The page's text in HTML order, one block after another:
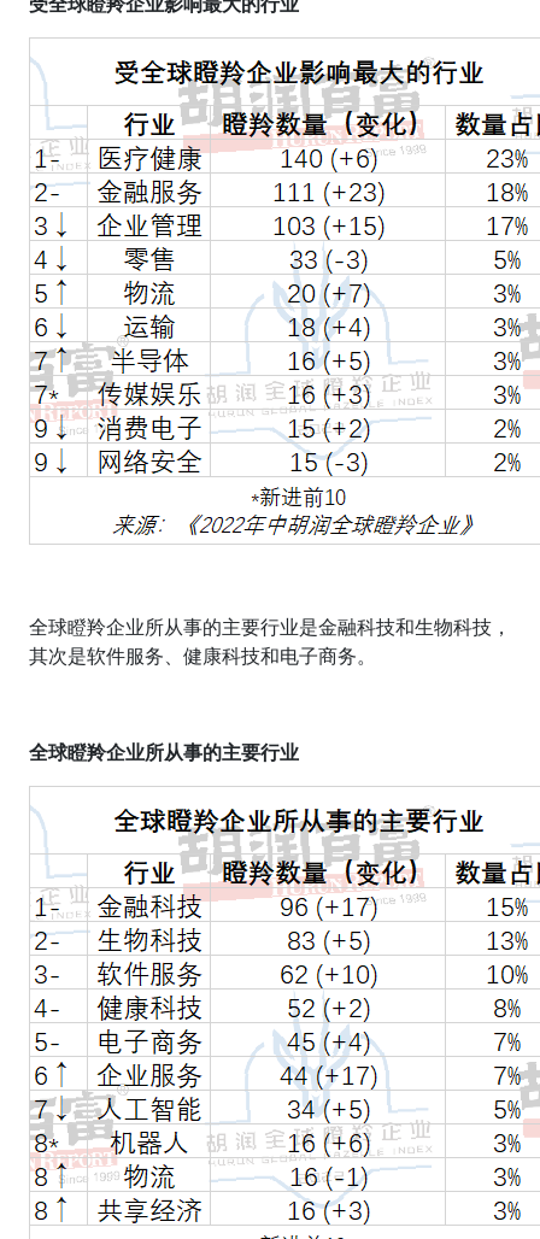
全球瞪羚企业所从事的主要行业是金融科技和生物科技，
其次是软件服务、健康科技和电子商务。
全球瞪羚企业所从事的主要行业